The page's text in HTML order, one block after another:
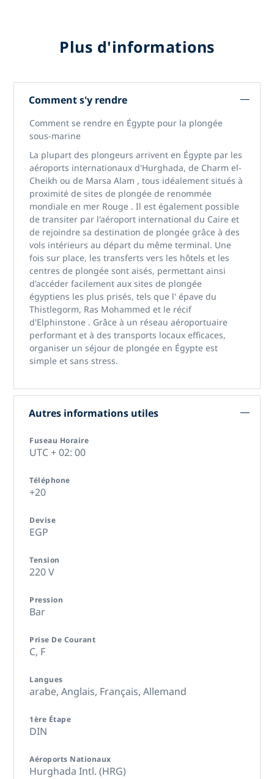
Plus d'informations
Comment s'y rendre
Comment se rendre en Égypte pour la plongée
sous-marine
La plupart des plongeurs arrivent en Égypte par les
aéroports internationauxd'Hurghada, de Charm el-
Cheikh oude Marsa Alam , tous idéalement situés à
proximité desites de plongée de renommée
mondiale en mer Rouge . Il est également possible
de transiter par l'aéroport international du Caire et
de rejoindre sa destination de plongée grâce à des
vols intérieurs au départ du même terminal. Une
fois sur place, les transferts vers les hôtels et les
centres de plongée sont aisés, permettant ainsi
d'accéder facilementaux sites de plongée
égyptiens les plus prisés, tels que l'épave du
Thistlegorm, Ras Mohammed et le récif
d'Elphinstone . Grâce à un réseau aéroportuaire
performant et à des transports locaux efficaces,
organiser unséjour de plongée en Égypte est
simple et sans stress.
Autres informations utiles
Fuseau Horaire
UTC + 02: 00
Téléphone
+20
Devise
EGP
Tension
220 V
Pression
Bar
Prise De Courant
C, F
Langues
arabe,Anglais, Français,Allemand
1ère Étape
DIN
Aéroports Nationaux
Hurghada Intl. (HRG)